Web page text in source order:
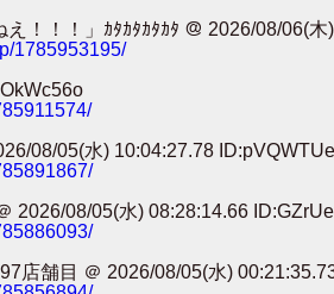
！！！」ｶﾀｶﾀｶﾀｶﾀ ＠ 2026/08/06(
1785953195/
08/05(水) 10:04:27.78
2026/08/05(水) 08:28:14.66
店舗目 ＠ 2026/08/05(水)